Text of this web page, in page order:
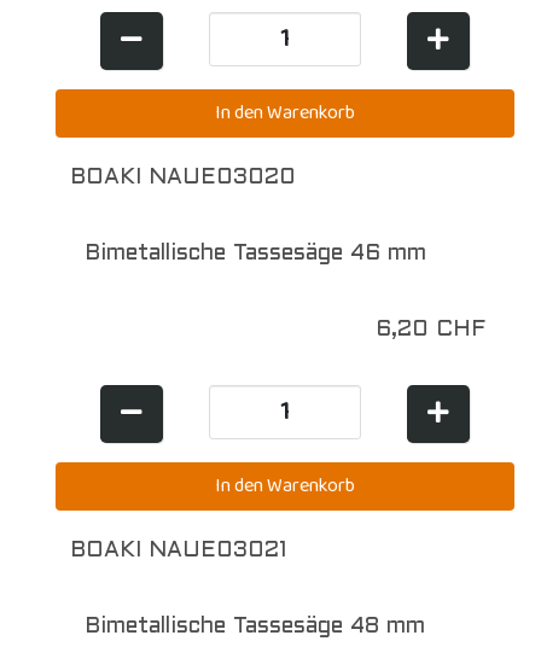
BOAKI NAUE03020
Bimetallische Tassesäge 46 mm
6,20 CHF
BOAKI NAUE03021
Bimetallische Tassesäge 48 mm